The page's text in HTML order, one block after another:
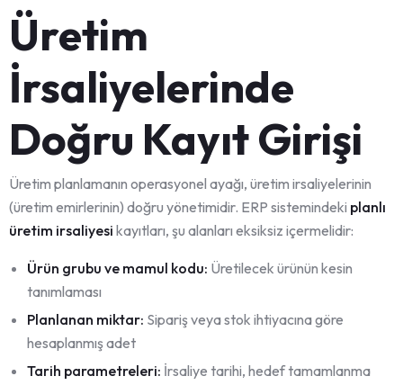
Üretim
İrsaliyelerinde
Doğru Kayıt Girişi
Üretim planlamanın operasyonel ayağı, üretim irsaliyelerinin
(üretim emirlerinin) doğru yönetimidir. ERP sistemindeki planlı
üretim irsaliyesi kayıtları, şu alanları eksiksiz içermelidir:
Ürün grubu ve mamul kodu: Üretilecek ürünün kesin
tanımlaması
Planlanan miktar: Sipariş veya stok ihtiyacına göre
hesaplanmış adet
Tarih parametreleri: İrsaliye tarihi, hedef tamamlanma